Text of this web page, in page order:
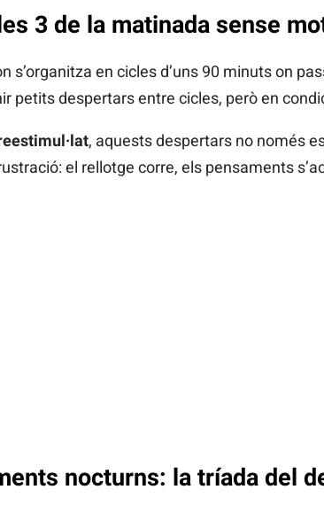
3 de la matinada sense
s’organitza en cicles d’uns 90 minuts on
petits despertars entre cicles, però en
, aquests despertars no només
el rellotge corre, els pensaments
nocturns: la tríada del